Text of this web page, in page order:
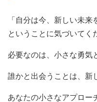
「自分は今、新しい未来
ということに気づいてく
必要なのは、小さな勇気
誰かと出会うことは、新
あなたの小さなアプロー